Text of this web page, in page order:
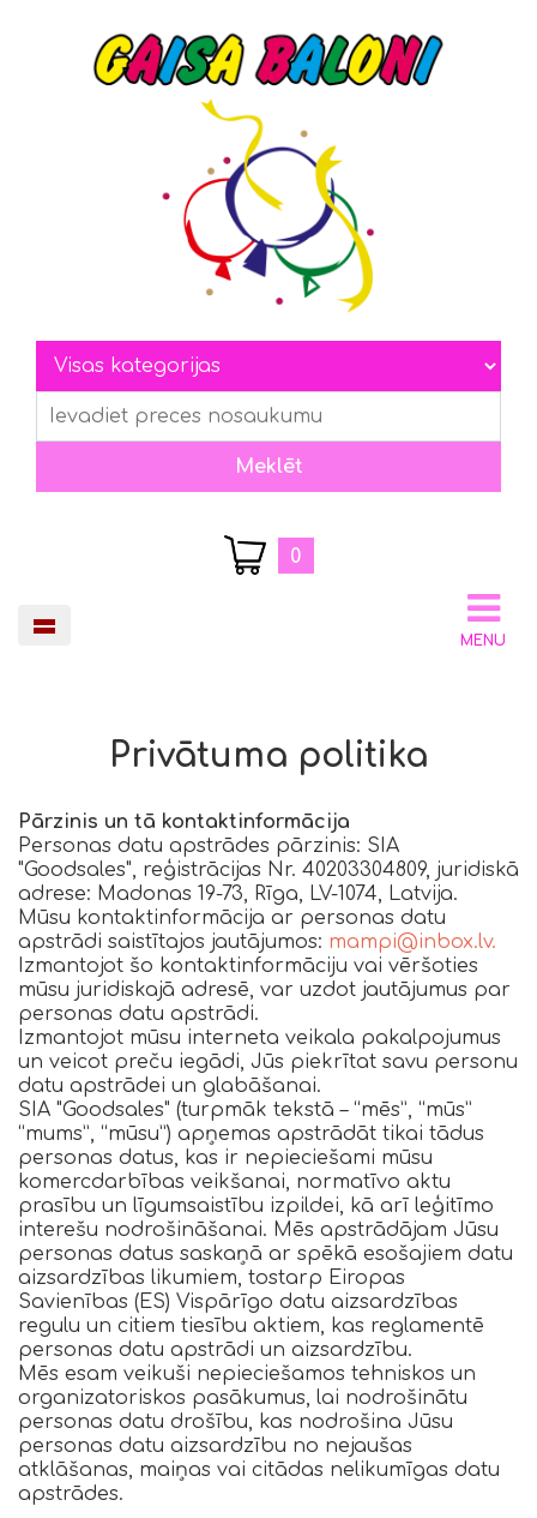
0
MENU
Privātuma politika
Pārzinis un tā kontaktinformācija
Personas datu apstrādes pārzinis: SIA
"Goodsales", reģistrācijas Nr. 40203304809, juridiskā
adrese: Madonas 19-73, Rīga, LV-1074, Latvija.
Mūsu kontaktinformācija ar personas datu
apstrādi saistītajos jautājumos: mampi@inbox.lv.
Izmantojot šo kontaktinformāciju vai vēršoties
mūsu juridiskajā adresē, var uzdot jautājumus par
personas datu apstrādi.
Izmantojot mūsu interneta veikala pakalpojumus
un veicot preču iegādi, Jūs piekrītat savu personu
datu apstrādei un glabāšanai.
SIA "Goodsales" (turpmāk tekstā – “mēs”, “mūs”
“mums”, “mūsu”) apņemas apstrādāt tikai tādus
personas datus, kas ir nepieciešami mūsu
komercdarbības veikšanai, normatīvo aktu
prasību un līgumsaistību izpildei, kā arī leģitīmo
interešu nodrošināšanai. Mēs apstrādājam Jūsu
personas datus saskaņā ar spēkā esošajiem datu
aizsardzības likumiem, tostarp Eiropas
Savienības (ES) Vispārīgo datu aizsardzības
regulu un citiem tiesību aktiem, kas reglamentē
personas datu apstrādi un aizsardzību.
Mēs esam veikuši nepieciešamos tehniskos un
organizatoriskos pasākumus, lai nodrošinātu
personas datu drošību, kas nodrošina Jūsu
personas datu aizsardzību no nejaušas
atklāšanas, maiņas vai citādas nelikumīgas datu
apstrādes.